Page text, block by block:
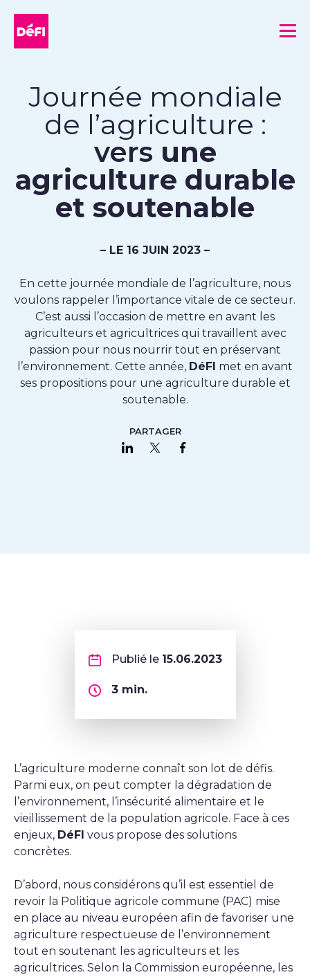
Journée mondiale
de l’agriculture :
vers une
agriculture durable
et soutenable
– LE 16 JUIN 2023 –
En cette journée mondiale de l’agriculture, nous
voulons rappeler l’importance vitale de ce secteur.
C’est aussi l’occasion de mettre en avant les
agriculteurs et agricultrices qui travaillent avec
passion pour nous nourrir tout en préservant
l’environnement. Cette année, DéFI met en avant
ses propositions pour une agriculture durable et
soutenable.
PARTAGER
Partager sur LinkedIn
Partager sur Twitter
Publié le 15.06.2023
3min.
L’agriculture moderne connaît son lot de défis.
Parmi eux, on peut compter la dégradation de
l’environnement, l’insécurité alimentaire et le
vieillissement de la population agricole. Face à ces
enjeux, DéFI vous propose des solutions
concrètes.
D’abord, nous considérons qu’il est essentiel de
revoir la Politique agricole commune (PAC) mise
en place au niveau européen afin de favoriser une
agriculture respectueuse de l’environnement
tout en soutenant les agriculteurs et les
agricultrices. Selon la Commission européenne, les